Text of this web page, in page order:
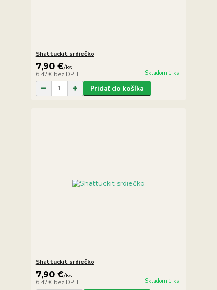
Shattuckit srdiečko
7,90 €/ks
6,42 € bez DPH Skladom 1 ks
Pridať do košíka
Shattuckit srdiečko
7,90 €/ks
6,42 € bez DPH Skladom 1 ks